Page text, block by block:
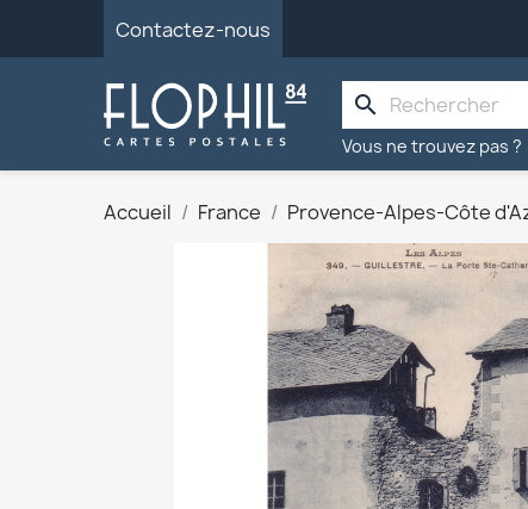
Contactez-nous
search
Vous ne trouvez pas ?
Accueil France Provence-Alpes-Côte